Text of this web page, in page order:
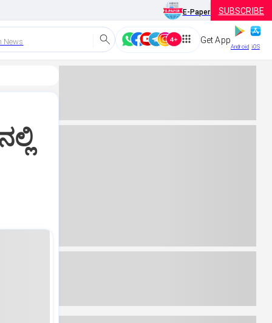
E-Paper SUBSCRIBE
News Get App
Android iOS